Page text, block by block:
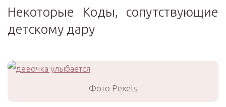
Некоторые Коды, сопутствующие
детскому дару
Фото Pexels